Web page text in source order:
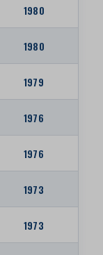
1980
1980
1979
1976
1976
1973
1973